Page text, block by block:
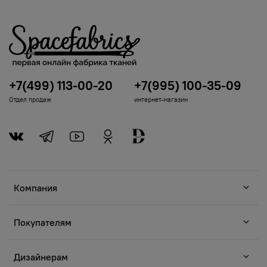
Компания
Покупателям
Дизайнерам
+7(499) 113-00-20
Отдел продаж
+7(995) 100-35-09
интернет-магазин